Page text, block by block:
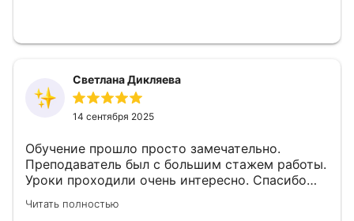
Светлана Дикляева
14 сентября 2025
Обучение прошло просто замечательно.
Преподаватель был с большим стажем работы.
Уроки проходили очень интересно. Спасибо
большое за знания, которые мы получили от
обучения.
Читать полностью